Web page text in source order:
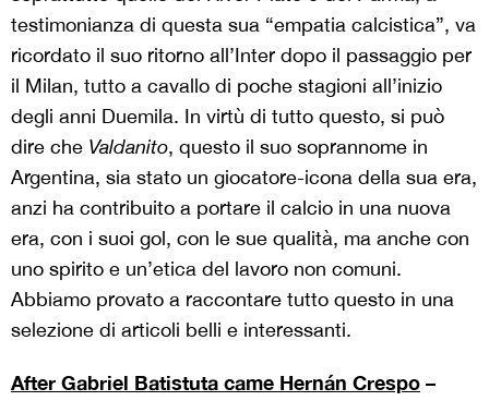
testimonianza di questa sua “empatia calcistica”, va
ricordato il suo ritorno all’Inter dopo il passaggio per
il Milan, tutto a cavallo di poche stagioni all’inizio
degli anni Duemila. In virtù di tutto questo, si può
dire che Valdanito, questo il suo soprannome in
Argentina, sia stato un giocatore-icona della sua era,
anzi ha contribuito a portare il calcio in una nuova
era, con i suoi gol, con le sue qualità, ma anche con
uno spirito e un’etica del lavoro non comuni.
Abbiamo provato a raccontare tutto questo in una
selezione di articoli belli e interessanti.
After Gabriel Batistuta came Hernán Crespo –